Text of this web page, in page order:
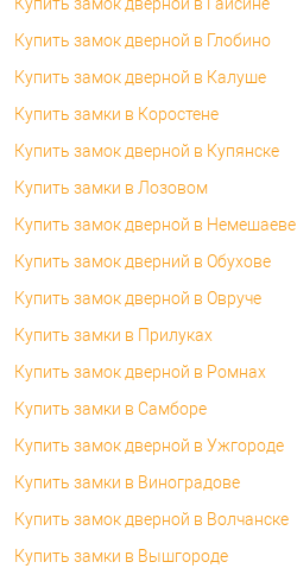
Купить замок дверной в Глобино
Купить замок дверной в Калуше
Купить замки в Коростене
Купить замок дверной в Купянске
Купить замки в Лозовом
Купить замок дверной в Немешаеве
Купить замок дверний в Обухове
Купить замок дверной в Овруче
Купить замки в Прилуках
Купить замок дверной в Ромнах
Купить замки в Самборе
Купить замок дверной в Ужгороде
Купить замки в Виноградове
Купить замок дверной в Волчанске
Купить замки в Вышгороде